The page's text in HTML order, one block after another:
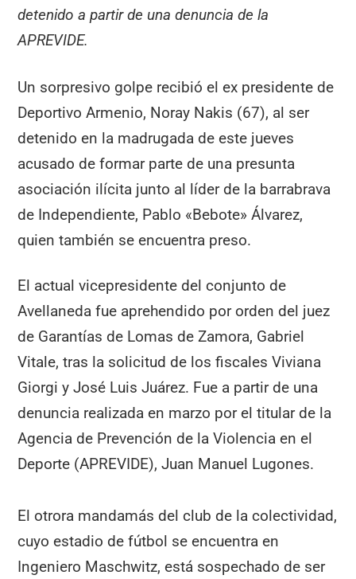
detenido a partir de una denuncia de la
APREVIDE.
Un sorpresivo golpe recibió el ex presidente de
Deportivo Armenio, Noray Nakis (67), al ser
detenido en la madrugada de este jueves
acusado de formar parte de una presunta
asociación ilícita junto al líder de la barrabrava
de Independiente, Pablo «Bebote» Álvarez,
quien también se encuentra preso.
El actual vicepresidente del conjunto de
Avellaneda fue aprehendido por orden del juez
de Garantías de Lomas de Zamora, Gabriel
Vitale, tras la solicitud de los fiscales Viviana
Giorgi y José Luis Juárez. Fue a partir de una
denuncia realizada en marzo por el titular de la
Agencia de Prevención de la Violencia en el
Deporte (APREVIDE), Juan Manuel Lugones.
El otrora mandamás del club de la colectividad,
cuyo estadio de fútbol se encuentra en
Ingeniero Maschwitz, está sospechado de ser